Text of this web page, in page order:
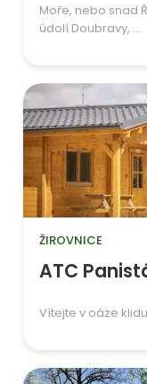
Moře, nebo snad
údolí Doubravy, ...
ŽIROVNICE
ATC
Vítejte v oáze